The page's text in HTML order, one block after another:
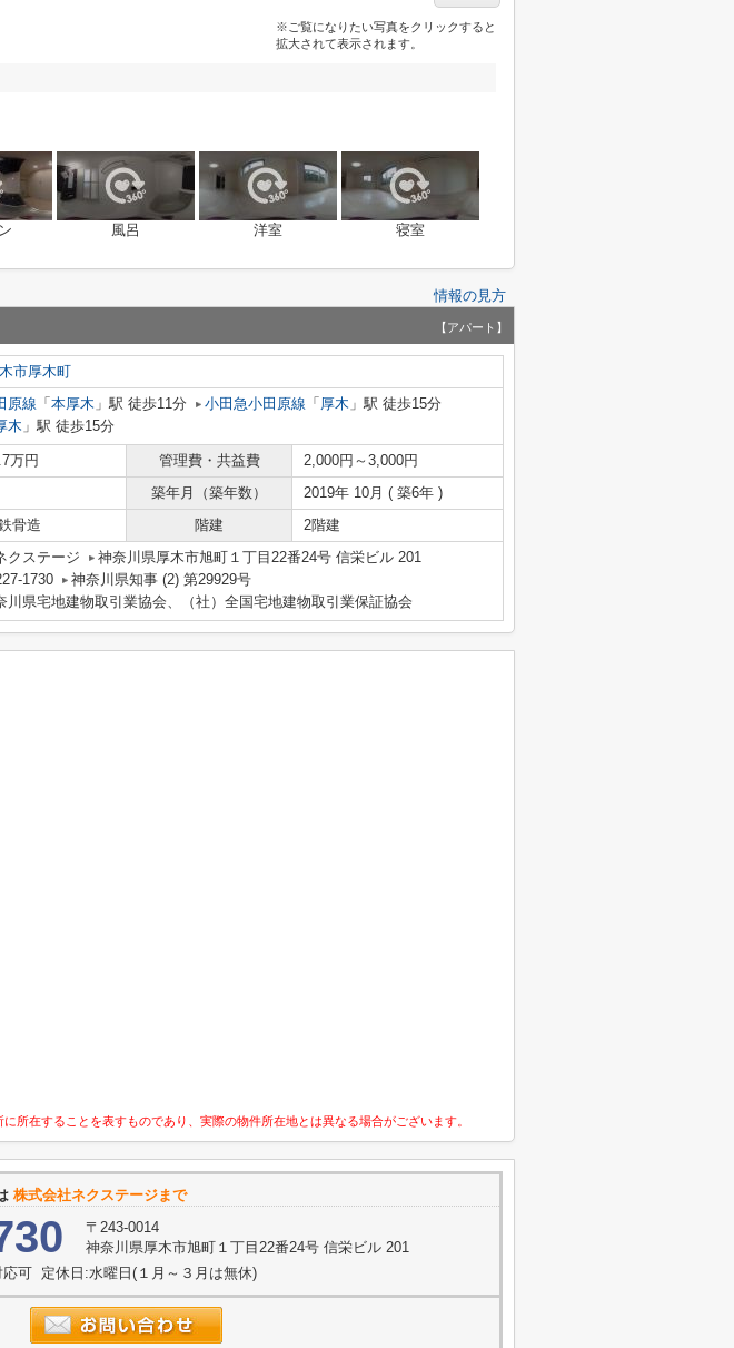
※ご覧になりたい写真をクリックすると
拡大されて表示されます。
風呂 洋室 寝室
情報の見方
【アパート】
市厚木町
原線 「 本厚木 」駅 徒歩11分 小田急小田原線 「 厚木 」駅 徒歩15分
木 」駅 徒歩15分
万円 管理費・共益費
2,000円～3,000円
築年月（築年数）
2019年 10月 ( 築6年 )
骨造 階建 2階建
クステージ
神奈川県厚木市旭町１丁目22番24号 信栄ビル 201
1730
神奈川県知事 (2) 第29929号
川県宅地建物取引業協会、（社）全国宅地建物取引業保証協会
所在することを表すものであり、実際の物件所在地とは異なる場合がございます。
株式会社ネクステージまで
〒243-0014
神奈川県厚木市旭町１丁目22番24号 信栄ビル 201
可 定休日:水曜日(１月～３月は無休)